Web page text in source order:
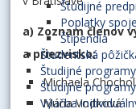
Študijné
Poplatky
Štipendiá
Študentská
Študijné
Študijné
Výučba
a) Zoznam členov
a priezvisko:
Michaela
Mária Vojtková